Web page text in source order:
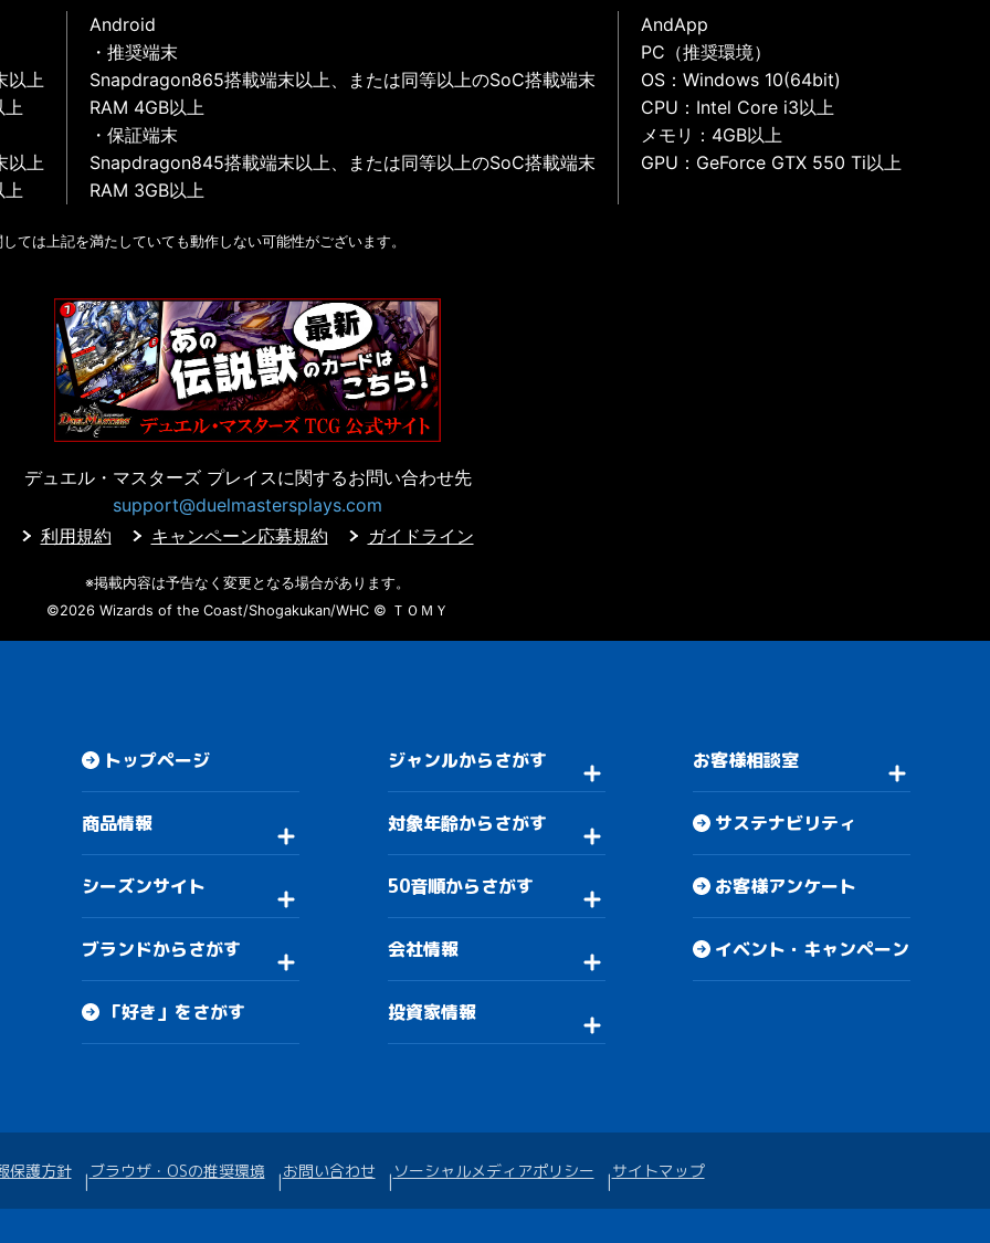
以上
上
以上
上
Android
・推奨端末
Snapdragon865搭載端末以上、または同等以上のSoC搭載端末
RAM 4GB以上
・保証端末
Snapdragon845搭載端末以上、または同等以上のSoC搭載端末
RAM 3GB以上
AndApp
PC（推奨環境）
OS：Windows 10(64bit)
CPU：Intel Core i3以上
メモリ：4GB以上
GPU：GeForce GTX 550 Ti以上
ては上記を満たしていても動作しない可能性がございます。
デュエル・マスターズ プレイスに関するお問い合わせ先
support@duelmastersplays.com
利用規約
キャンペーン応募規約 ガイドライン
※掲載内容は予告なく変更となる場合があります。
©2026 Wizards of the Coast/Shogakukan/WHC © ＴＯＭＹ
トップページ
商品情報
シーズンサイト
ブランドからさがす
「好き」をさがす
ジャンルからさがす
対象年齢からさがす
50音順からさがす
会社情報
投資家情報
お客様相談室
サステナビリティ
お客様アンケート
イベント・キャンペーン
保護方針 ブラウザ・OSの推奨環境 お問い合わせ ソーシャルメディアポリシー サイトマップ